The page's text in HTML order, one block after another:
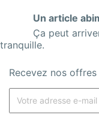
Un article
Ça peut
tranquille.
Recevez nos